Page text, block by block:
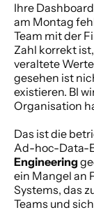
Ihre
am Montag
Team mit der
Zahl korrekt
veraltete
gesehen ist
existieren. BI
Organisation
Das ist die
Ad-hoc-Data-
Engineering
ein Mangel an
Systems, das
Teams und